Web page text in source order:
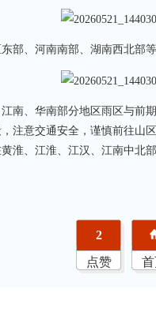
部、河南南部、湖南西北部
南、华南部分地区雨区与前
注意交通安全，谨慎前往山
淮、江淮、江汉、江南中北
2
点赞